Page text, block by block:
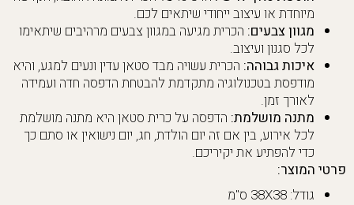
מיוחדת או עיצוב ייחודי שיתאים לכם.
מגוון צבעים: הכרית מגיעה במגוון צבעים מרהיבים שיתאימו
לכל סגנון ועיצוב.
איכות גבוהה: הכרית עשויה מבד סטאן עדין ונעים למגע, והיא
מודפסת בטכנולוגיה מתקדמת להבטחת הדפסה חדה ועמידה
לאורך זמן.
מתנה מושלמת: הדפסה על כרית סטאן היא מתנה מושלמת
לכל אירוע, בין אם זה יום הולדת, חג, יום נישואין או סתם כך
כדי להפתיע את יקיריכם.
פרטי המוצר:
גודל: 38X38 ס"מ